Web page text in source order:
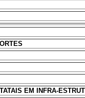
EM INFRA-